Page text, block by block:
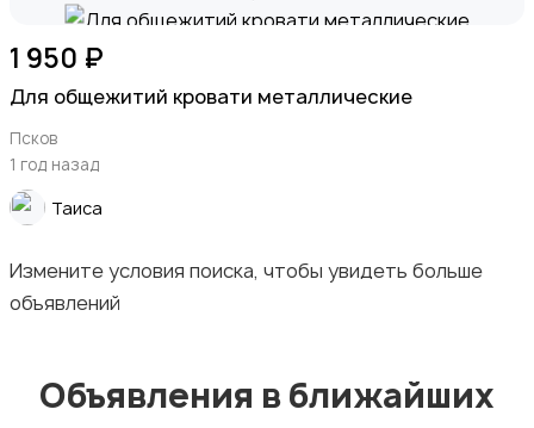
Красота и здоровье
Хэндмейд
1 950 ₽
Для общежитий кровати металлические
Псков
1 год назад
Таиса
Измените условия поиска, чтобы увидеть больше
объявлений
Объявления в ближайших